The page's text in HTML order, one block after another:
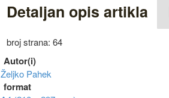
Detaljan opis artikla
broj strana: 64
Autor(i)
Željko Pahek
format